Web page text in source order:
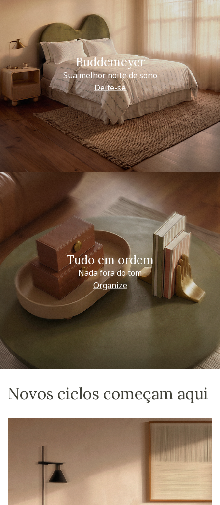
Buddemeyer
Sua melhor noite de sono
Deite-se
Tudo em ordem
Nada fora do tom
Organize
Novos ciclos começam aqui